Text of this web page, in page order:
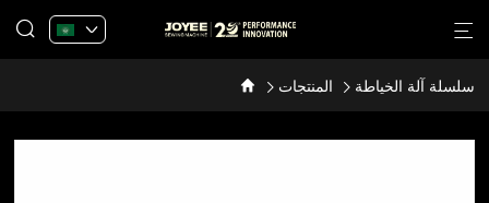
المنتجات سلسلة آلة الخياطة